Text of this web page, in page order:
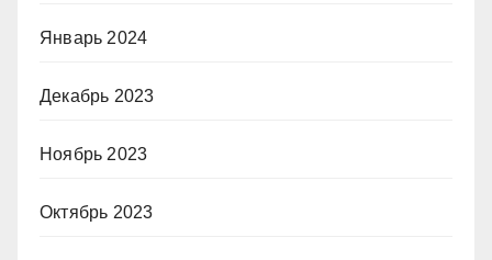
Январь 2024
Декабрь 2023
Ноябрь 2023
Октябрь 2023